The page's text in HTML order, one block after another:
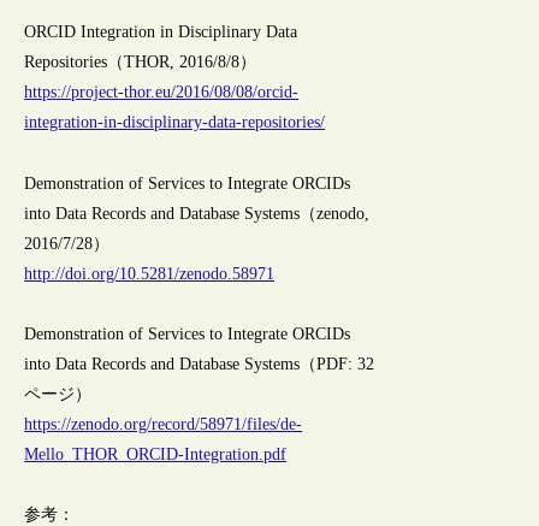
ORCID Integration in Disciplinary Data
Repositories（THOR, 2016/8/8）
https://project-thor.eu/2016/08/08/orcid-
integration-in-disciplinary-data-repositories/
Demonstration of Services to Integrate ORCIDs
into Data Records and Database Systems（zenodo,
2016/7/28）
http://doi.org/10.5281/zenodo.58971
Demonstration of Services to Integrate ORCIDs
into Data Records and Database Systems（PDF: 32
ページ）
https://zenodo.org/record/58971/files/de-
Mello_THOR_ORCID-Integration.pdf
参考：